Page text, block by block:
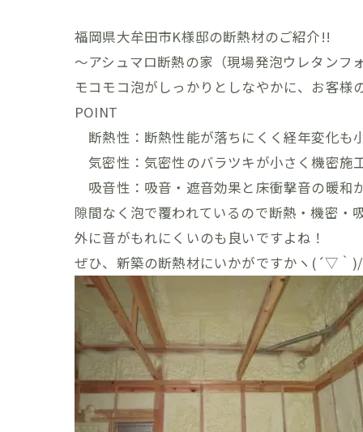
福岡県大牟田市K様邸の断熱材のご紹介!!
～アシュマロ断熱の家（現場発泡ウレタンフ
モコモコ泡がしっかりとしなやかに、お客
POINT
断熱性：断熱性能が落ちにくく経年変化も
気密性：気密性のバラツキが小さく機密施
吸音性：吸音・遮音効果と床衝撃音の暖和
隙間なく泡で覆われているので断熱・機密
外に音がもれにくいのも良いですよね！
ぜひ、新築の断熱材にいかがですかヽ(´▽｀)/